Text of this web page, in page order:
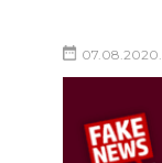
07.08.2020.